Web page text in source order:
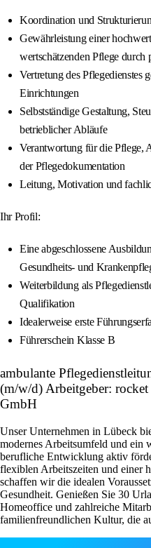
Koordination und
Gewährleistung einer
wertschätzenden Pflege
Vertretung des Pflegedienstes
Einrichtungen
Selbstständige Gestaltung,
betrieblicher Abläufe
Verantwortung für die Pflege,
der Pflegedokumentation
Leitung, Motivation und
Ihr Profil:
Eine abgeschlossene
Gesundheits- und
Weiterbildung als
Qualifikation
Idealerweise erste
Führerschein Klasse B
ambulante
(m/w/d) Arbeitgeber:
GmbH
Unser Unternehmen in Lübeck
modernes Arbeitsumfeld und ein
berufliche Entwicklung aktiv
flexiblen Arbeitszeiten und einer
schaffen wir die idealen
Gesundheit. Genießen Sie 30
Homeoffice und zahlreiche
familienfreundlichen Kultur, die